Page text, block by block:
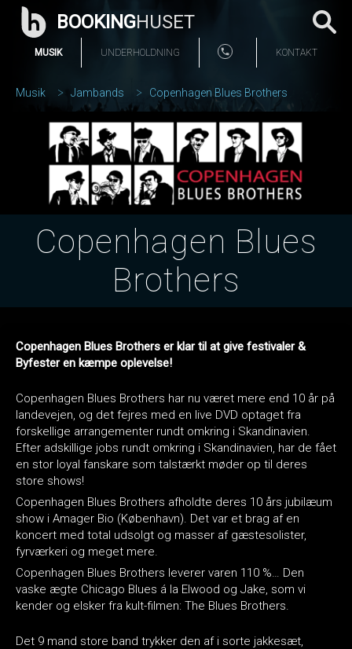
BOOKINGHUSET
MUSIK UNDERHOLDNING KONTAKT
Musik Jambands Copenhagen Blues Brothers
Copenhagen Blues
Brothers
Copenhagen Blues Brothers er klar til at give festivaler &
Byfester en kæmpe oplevelse!
Copenhagen Blues Brothers har nu været mere end 10 år på
landevejen, og det fejres med en live DVD optaget fra
forskellige arrangementer rundt omkring i Skandinavien.
Efter adskillige jobs rundt omkring i Skandinavien, har de fået
en stor loyal fanskare som talstærkt møder op til deres
store shows!
Copenhagen Blues Brothers afholdte deres 10 års jubilæum
show i Amager Bio (København). Det var et brag af en
koncert med total udsolgt og masser af gæstesolister,
fyrværkeri og meget mere.
Copenhagen Blues Brothers leverer varen 110 %… Den
vaske ægte Chicago Blues á la Elwood og Jake, som vi
kender og elsker fra kult-filmen: The Blues Brothers.
Det 9 mand store band trykker den af i sorte jakkesæt,